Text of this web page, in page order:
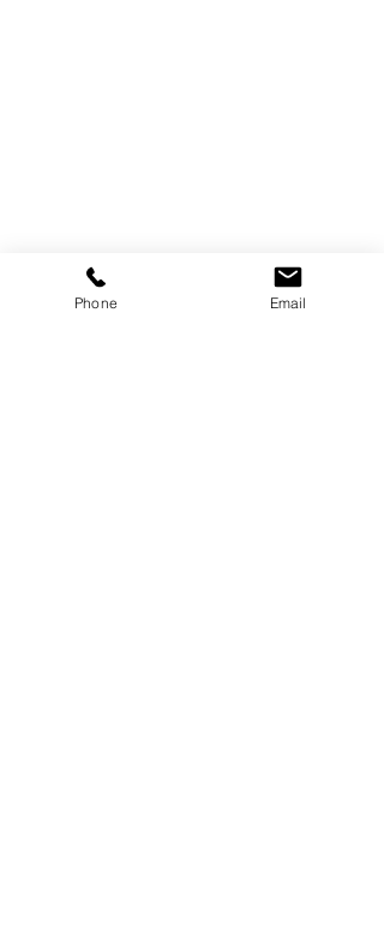
Phone Email